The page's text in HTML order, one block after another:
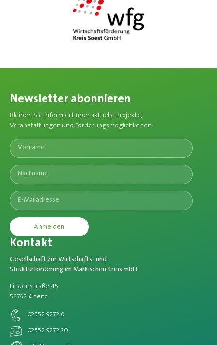
Newsletter abonnieren
Bleiben Sie informiert über aktuelle Projekte,
Veranstaltungen und Förderungsmöglichkeiten.​
Anmelden
Kontakt
Gesellschaft zur Wirtschafts- und
Strukturförderung im Märkischen Kreis mbH
Lindenstraße 45
58762 Altena
02352 9272 0
02352 9272 20